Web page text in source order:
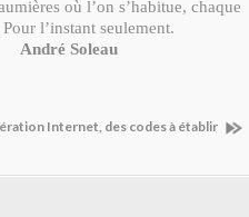
où l’on s’habitue, chaque
l’instant seulement.
André Soleau
Internet, des codes à établir